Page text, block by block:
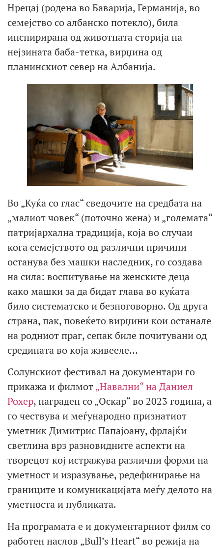
Нрецај (родена во Баварија, Германија, во
семејство со албанско потекло), била
инспирирана од животната сторија на
нејзината баба-тетка, вирџина од
планинскиот север на Албанија.
Во „Куќа со глас“ сведочите на средбата на
„малиот човек“ (поточно жена) и „големата“
патријархална традиција, која во случаи
кога семејството од различни причини
останува без машки наследник, го создава
на сила: воспитување на женските деца
како машки за да бидат глава во куќата
било систематско и безпоговорно. Од друга
страна, пак, повеќето вирџини кои останале
на родниот праг, сепак биле почитувани од
средината во која живееле…
Солунскиот фестивал на документари го
прикажа и филмот„Навални“ на Даниел
Рохер, награден со „Оскар“ во 2023 година, а
го чествува и меѓународно признатиот
уметник Димитрис Папајоану, фрлајќи
светлина врз разновидните аспекти на
творецот кој истражува различни форми на
уметност и изразување, редефинирање на
границите и комуникацијата меѓу делото на
уметноста и публиката.
На програмата е и документарниот филм со
работен наслов „Bull’s Heart“ во режија на